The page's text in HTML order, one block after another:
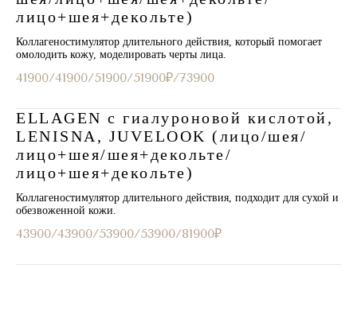
лицо+шея+декольте)
Коллагеностимулятор длительного действия, который помогает
омолодить кожу, моделировать черты лица.
41900/41900/51900/51900₽/73900
ELLAGEN с гиалуроновой кислотой,
LENISNA, JUVELOOK (лицо/шея/
лицо+шея/шея+декольте/
лицо+шея+декольте)
Коллагеностимулятор длительного действия, подходит для сухой и
обезвоженной кожи.
43900/43900/53900/53900/81900₽